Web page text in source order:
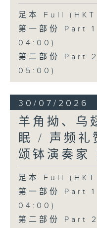
足本 Full
第一部份 Part
04:00)
第二部份 Part
05:00)
30/07/2026
羊角拗、乌
眠 / 声频礼
颂钵演奏家
足本 Full
第一部份 Part
04:00)
第二部份 Part